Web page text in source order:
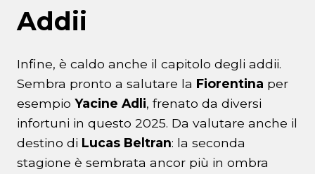
Addii
Infine, è caldo anche il capitolo degli addii.
Sembra pronto a salutare la Fiorentina per
esempio Yacine Adli, frenato da diversi
infortuni in questo 2025. Da valutare anche il
destino di Lucas Beltran: la seconda
stagione è sembrata ancor più in ombra